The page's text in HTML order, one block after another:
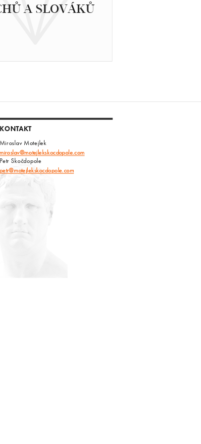
A SLOVÁKŮ
KONTAKT
Miroslav Motejlek
miroslav@motejlekskocdopole.com
Petr Skočdopole
petr@motejlekskocdopole.com